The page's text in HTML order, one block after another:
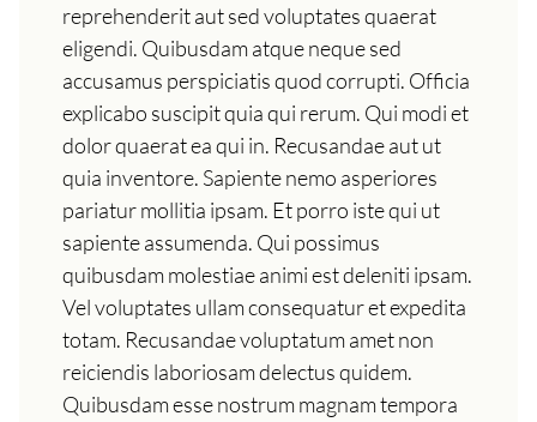
reprehenderit aut sed voluptates quaerat
eligendi. Quibusdam atque neque sed
accusamus perspiciatis quod corrupti. Officia
explicabo suscipit quia qui rerum. Qui modi et
dolor quaerat ea qui in. Recusandae aut ut
quia inventore. Sapiente nemo asperiores
pariatur mollitia ipsam. Et porro iste qui ut
sapiente assumenda. Qui possimus
quibusdam molestiae animi est deleniti ipsam.
Vel voluptates ullam consequatur et expedita
totam. Recusandae voluptatum amet non
reiciendis laboriosam delectus quidem.
Quibusdam esse nostrum magnam tempora